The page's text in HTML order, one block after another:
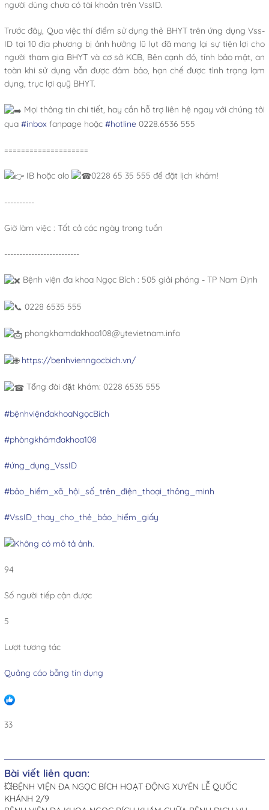
người dùng chưa có tài khoản trên VssID.
Trước đây, Qua việc thí điểm sử dụng thẻ BHYT trên ứng dụng Vss-
ID tại 10 địa phương bị ảnh hưởng lũ lụt đã mang lại sự tiện lợi cho
người tham gia BHYT và cơ sở KCB, Bên cạnh đó, tính bảo mật, an
toàn khi sử dụng vẫn được đảm bảo, hạn chế được tình trạng lạm
dụng, trục lợi quỹ BHYT.
Mọi thông tin chi tiết, hay cần hỗ trợ liên hệ ngay với chúng tôi
qua #inbox fanpage hoặc #hotline 0228.6536 555
====================
IB hoặc alo 0228 65 35 555 để đặt lịch khám!
----------
Giờ làm việc : Tất cả các ngày trong tuần
-------------------------
Bệnh viện đa khoa Ngọc Bích : 505 giải phóng - TP Nam Định
0228 6535 555
phongkhamdakhoa108@ytevietnam.info
https://benhvienngocbich.vn/
Tổng đài đặt khám: 0228 6535 555
#bệnhviệnđakhoaNgọcBích
#phòngkhámđakhoa108
#ứng_dụng_VssID
#bảo_hiểm_xã_hội_số_trên_điện_thoại_thông_minh
#VssID_thay_cho_thẻ_bảo_hiểm_giấy
94
Số người tiếp cận được
5
Lượt tương tác
Quảng cáo bằng tín dụng
33
Bài viết liên quan:
💥BỆNH VIỆN ĐA NGỌC BÍCH HOẠT ĐỘNG XUYÊN LỄ QUỐC
KHÁNH 2/9